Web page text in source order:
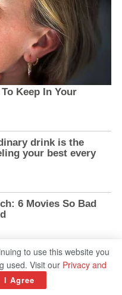
to use this website you
used. Visit our Privacy and
I Agree